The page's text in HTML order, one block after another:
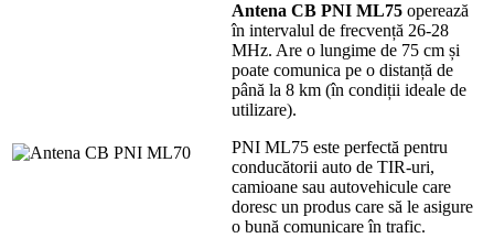
Antena CB PNI ML75 operează
în intervalul de frecvență 26-28
MHz. Are o lungime de 75 cm și
poate comunica pe o distanță de
până la 8 km (în condiții ideale de
utilizare).
PNI ML75 este perfectă pentru
conducătorii auto de TIR-uri,
camioane sau autovehicule care
doresc un produs care să le asigure
o bună comunicare în trafic.